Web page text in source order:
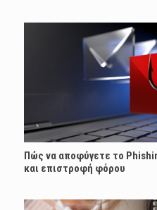
Πώς να αποφύγετε το
και επιστροφή φόρου